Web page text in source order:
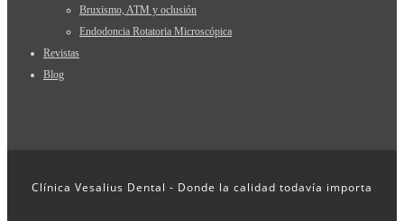
Bruxismo, ATM y oclusión
Endodoncia Rotatoria Microscópica
Revistas
Blog
Clínica Vesalius Dental - Donde la calidad todavía importa